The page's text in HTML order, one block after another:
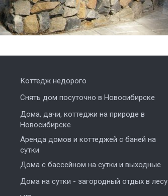
Коттедж недорого
Снять дом посуточно в Новосибирске
Дома, дачи, коттеджи на природе в
Новосибирске
Аренда домов и коттеджей с баней на
сутки
Дома с бассейном на сутки и выходные
Дома на сутки - загородный отдых в лесу